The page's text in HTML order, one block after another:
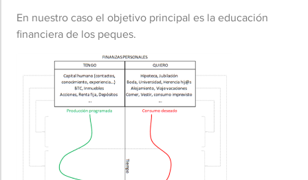
En nuestro caso el objetivo principal es la educación
financiera de los peques.